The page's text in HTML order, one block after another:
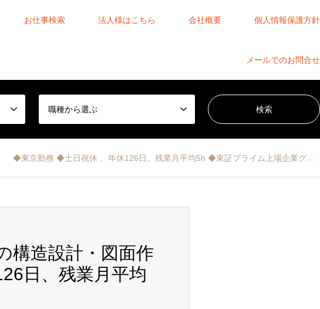
お仕事検索 法人様はこちら 会社概要 個人情報保護方針
メールでのお問合せ
職種から選ぶ
京勤務 ◆土日祝休 、年休126日、残業月平均5h ◆東証プライム上場企業グループ
構造設計・図面作
日、残業月平均